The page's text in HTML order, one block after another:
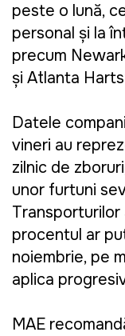
peste o lună,
personal și la
precum
și Atlanta
Datele
vineri au
zilnic de
unor furtuni
Transporturilor
procentul ar
noiembrie, pe
aplica
MAE